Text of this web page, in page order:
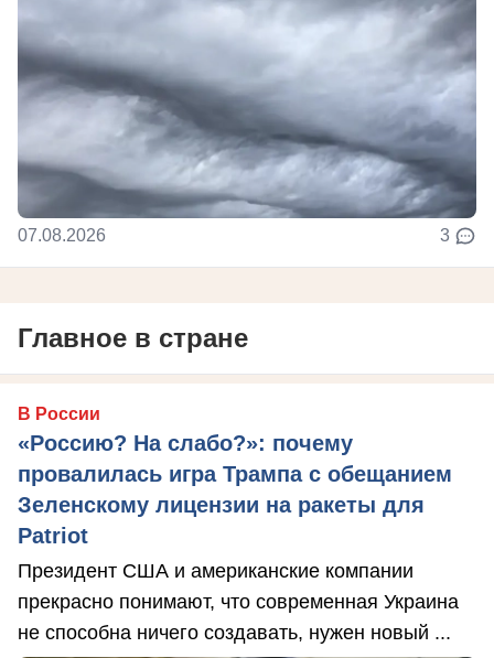
07.08.2026 3
Главное в стране
В России
«Россию? На слабо?»: почему
провалилась игра Трампа с обещанием
Зеленскому лицензии на ракеты для
Patriot
Президент США и американские компании
прекрасно понимают, что современная Украина
не способна ничего создавать, нужен новый ...